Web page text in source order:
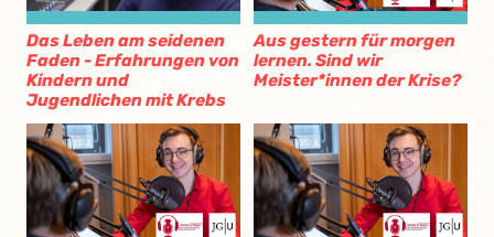
Das Leben am seidenen
Faden - Erfahrungen von
Kindern und
Jugendlichen mit Krebs
Aus gestern für morgen
lernen. Sind wir
Meister*innen der Krise?